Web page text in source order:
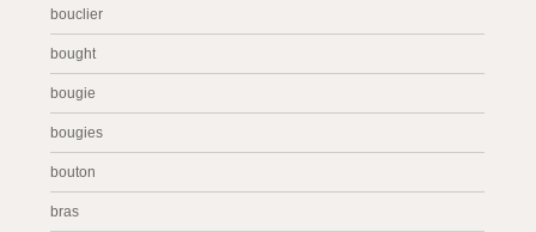
bouclier
bought
bougie
bougies
bouton
bras